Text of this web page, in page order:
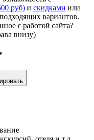
руб) и скидками или
подходящих вариантов.
с работой сайта?
внизу)